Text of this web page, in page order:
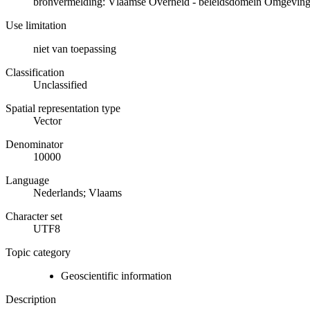
Use limitation
niet van toepassing
Classification
Unclassified
Spatial representation type
Vector
Denominator
10000
Language
Nederlands; Vlaams
Character set
UTF8
Topic category
Geoscientific information
Description